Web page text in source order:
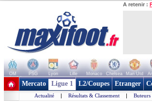
A retenir :
OM PSG Lyon Lille Monaco Chelsea Man Utd
+ de clubs
Mercato Ligue 1 L2/Coupes Etranger
Actualité | Résultats & Classement | Buteurs